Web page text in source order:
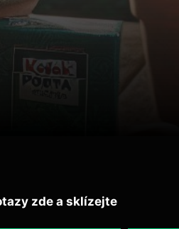
zde a sklízejte